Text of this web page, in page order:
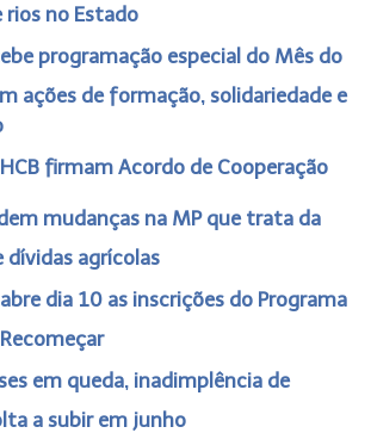
rios no Estado
programação especial do Mês do
ações de formação, solidariedade e
HCB firmam Acordo de Cooperação
mudanças na MP que trata da
dívidas agrícolas
dia 10 as inscrições do Programa
em queda, inadimplência de
a subir em junho